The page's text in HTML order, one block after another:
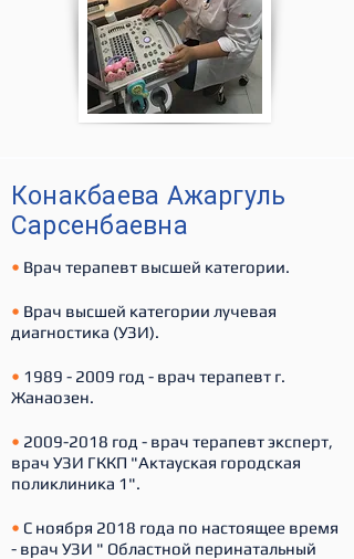
Конакбаева Ажаргуль
Сарсенбаевна
• Врач терапевт высшей категории.
• Врач высшей категории лучевая
диагностика (УЗИ).
• 1989 - 2009 год - врач терапевт г.
Жанаозен.
• 2009-2018 год - врач терапевт эксперт,
врач УЗИ ГККП "Актауская городская
поликлиника 1".
• С ноября 2018 года по настоящее время
- врач УЗИ " Областной перинатальный